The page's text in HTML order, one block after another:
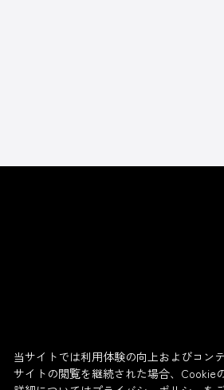
当サイトでは利用体験の向上およびコン
サイトの閲覧を継続された場合、Cookie